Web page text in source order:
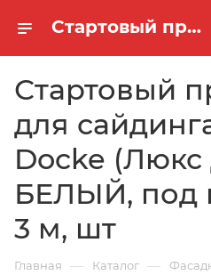
Стартовый профиль для сайдинга Lux Docke (Люкс Деке) БЕЛЫЙ, под камень, 3 м, шт
Стартовый
для
Docke (Люкс
БЕЛЫЙ, под
3 м, шт
Главная — Каталог —